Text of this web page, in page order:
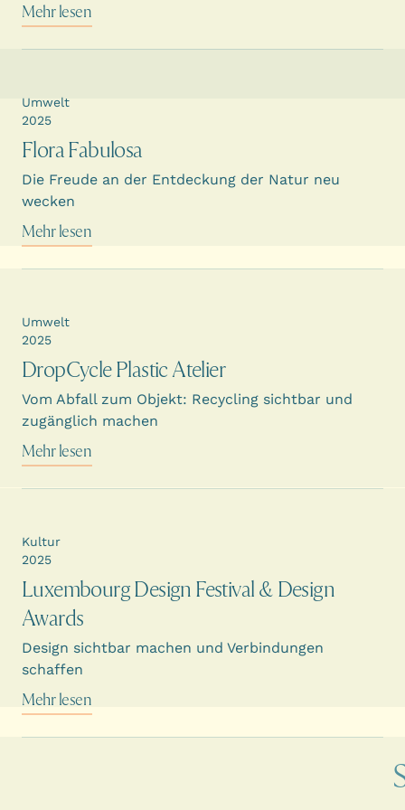
Mehr lesen
Flora Fabulosa
Die Freude an der Entdeckung der Natur neu
wecken
Umwelt
2025
Mehr lesen
DropCycle Plastic Atelier
Vom Abfall zum Objekt: Recycling sichtbar und
zugänglich machen
Umwelt
2025
Mehr lesen
Luxembourg Design Festival & Design
Awards
Design sichtbar machen und Verbindungen
schaffen
Kultur
2025
Mehr lesen